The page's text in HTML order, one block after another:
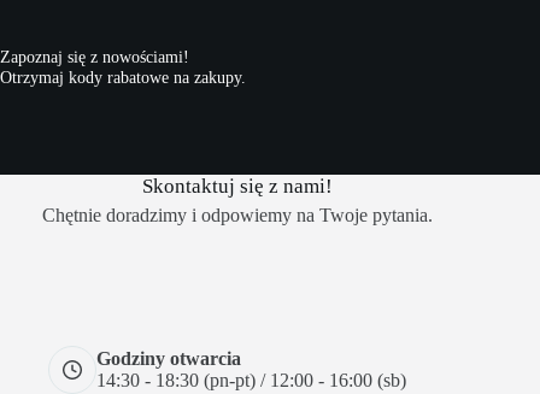
Zapoznaj się z nowościami!
Otrzymaj kody rabatowe na zakupy.
Skontaktuj się z nami!
Chętnie doradzimy i odpowiemy na Twoje pytania.
Godziny otwarcia
14:30 - 18:30 (pn-pt) / 12:00 - 16:00 (sb)